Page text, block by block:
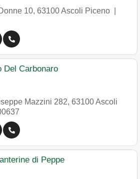
10, 63100Ascoli Piceno
Del Carbonaro
Mazzini 282, 63100Ascoli
di Peppe